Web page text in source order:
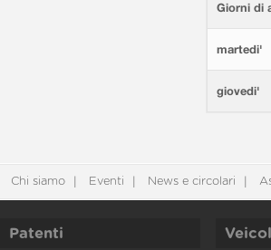
Giorni di
martedi'
giovedi'
Chi siamo Eventi News e circolari
Patenti